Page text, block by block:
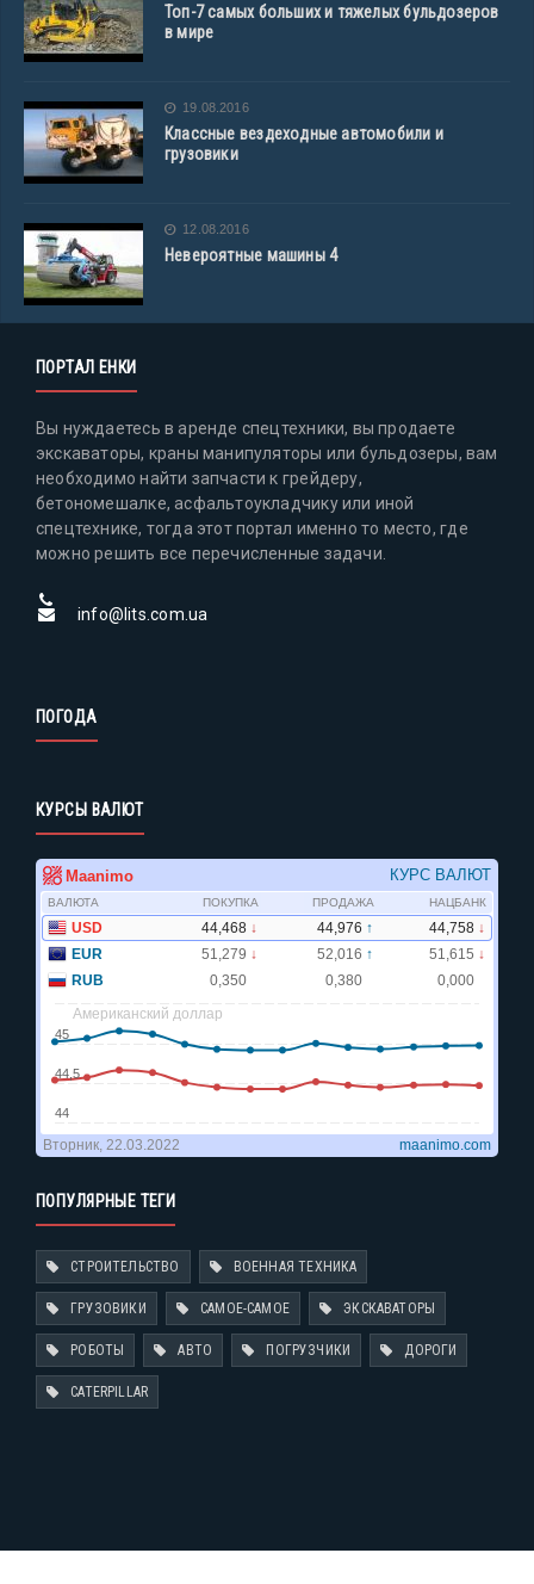
Топ-7 самых больших и тяжелых бульдозеров
в мире
19.08.2016
Классные вездеходные автомобили и
грузовики
12.08.2016
Невероятные машины 4
ПОРТАЛ ЕНКИ
Вы нуждаетесь в аренде спецтехники, вы продаете
экскаваторы, краны манипуляторы или бульдозеры, вам
необходимо найти запчасти к грейдеру,
бетономешалке, асфальтоукладчику или иной
спецтехнике, тогда этот портал именно то место, где
можно решить все перечисленные задачи.
info@lits.com.ua
ПОГОДА
КУРСЫ ВАЛЮТ
ПОПУЛЯРНЫЕ ТЕГИ
СТРОИТЕЛЬСТВО ВОЕННАЯ ТЕХНИКА
ГРУЗОВИКИ САМОЕ-САМОЕ ЭКСКАВАТОРЫ
РОБОТЫ АВТО ПОГРУЗЧИКИ ДОРОГИ
CATERPILLAR